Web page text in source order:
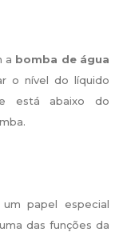
a bomba de água
o nível do líquido
está abaixo do
papel especial
das funções da